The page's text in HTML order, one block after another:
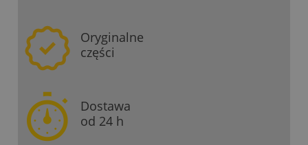
Oryginalne
części
Dostawa
od 24 h